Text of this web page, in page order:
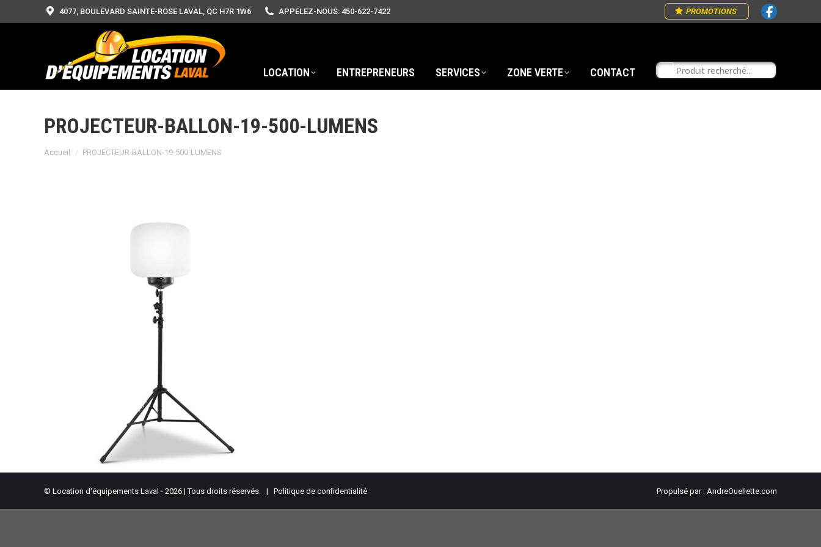
4077, BOULEVARD SAINTE-ROSE LAVAL, QC H7R 1W6 APPELEZ-NOUS: 450-622-7422 PROMOTIONS
LOCATION ENTREPRENEURS SERVICES ZONE VERTE CONTACT
PROJECTEUR-BALLON-19-500-LUMENS
Vous êtes ici :
Accueil PROJECTEUR-BALLON-19-500-LUMENS
© Location d'équipements Laval - 2026 | Tous droits réservés. | Politique de confidentialité Propulsé par : AndreOuellette.com